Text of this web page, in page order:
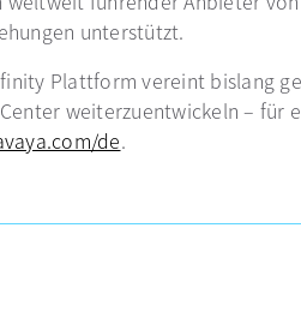
unterstützt.
Plattform vereint bislang
weiterzuentwickeln – für
de.